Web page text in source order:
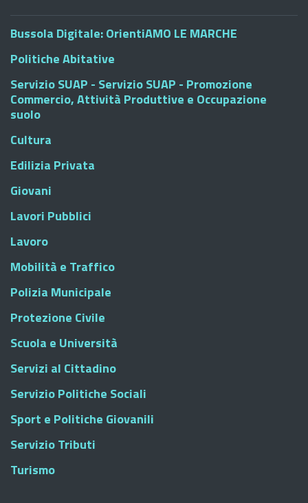
Bussola Digitale: OrientiAMO LE MARCHE
Politiche Abitative
Servizio SUAP - Servizio SUAP - Promozione
Commercio, Attività Produttive e Occupazione
suolo
Cultura
Edilizia Privata
Giovani
Lavori Pubblici
Lavoro
Mobilità e Traffico
Polizia Municipale
Protezione Civile
Scuola e Università
Servizi al Cittadino
Servizio Politiche Sociali
Sport e Politiche Giovanili
Servizio Tributi
Turismo